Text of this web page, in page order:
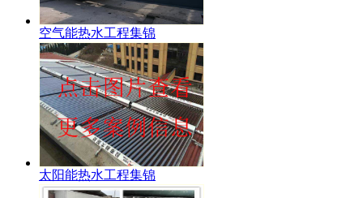
空气能热水工程集锦
太阳能热水工程集锦